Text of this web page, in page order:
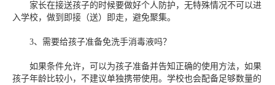
家长在接送孩子的时候要做好个人防护，无特殊情况不可以进
入学校，做到即接（送）即走，避免聚集。
3、需要给孩子准备免洗手消毒液吗？
如果条件允许，可以为孩子准备并告知正确的使用方法，如果
孩子年龄比较小，不建议单独携带使用。学校也会配备足够数量的